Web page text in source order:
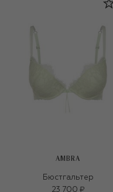
AMBRA
Бюстгальтер
23 700 ₽